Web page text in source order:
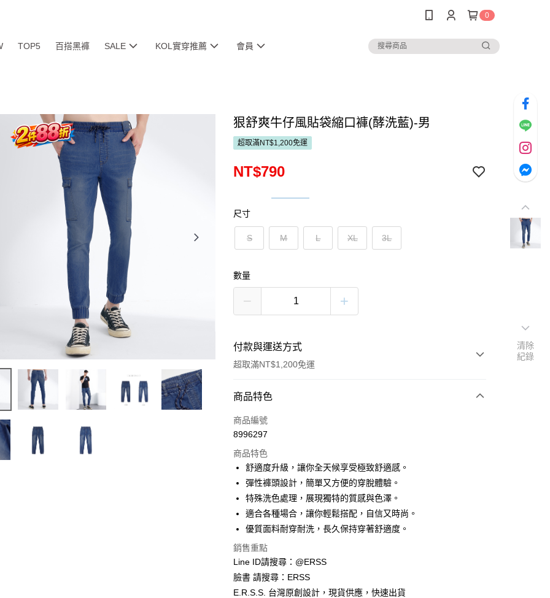
0
TOP5 百搭黑褲 SALE KOL實穿推薦 會員
狠舒爽牛仔風貼袋縮口褲(酵洗藍)-男
超取滿NT$1,200免運
NT$790
尺寸
S M L XL 3L
數量
付款與運送方式
超取滿NT$1,200免運
付款方式
信用卡一次付款
LINE Pay
Apple Pay
街口支付
悠遊付
AFTEE先享後付
相關說明
【關於「AFTEE先享後付」】
AFTEE先享後付是「在收到商品之後才付款」的支付方式。 讓您購物簡單
ATM付款
商品特色
商品編號
8996297
商品特色
舒適度升級，讓你全天候享受極致舒適感。
彈性褲頭設計，簡單又方便的穿脫體驗。
特殊洗色處理，展現獨特的質感與色澤。
適合各種場合，讓你輕鬆搭配，自信又時尚。
優質面料耐穿耐洗，長久保持穿著舒適度。
銷售重點
Line ID請搜尋：@ERSS
臉書 請搜尋：ERSS
E.R.S.S. 台灣原創設計，現貨供應，快速出貨
清除
紀錄